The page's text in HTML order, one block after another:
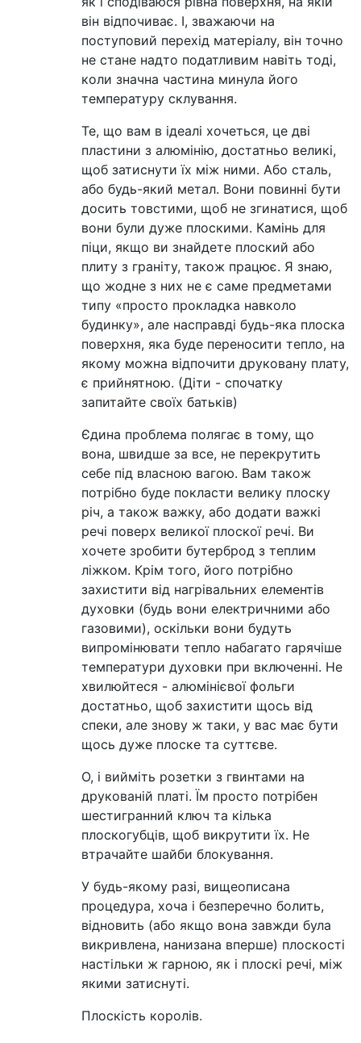
він відпочиває. І, зважаючи на
поступовий перехід матеріалу, він точно
не стане надто податливим навіть тоді,
коли значна частина минула його
температуру склування.
Те, що вам в ідеалі хочеться, це дві
пластини з алюмінію, достатньо великі,
щоб затиснути їх між ними. Або сталь,
або будь-який метал. Вони повинні бути
досить товстими, щоб не згинатися, щоб
вони були дуже плоскими. Камінь для
піци, якщо ви знайдете плоский або
плиту з граніту, також працює. Я знаю,
що жодне з них не є саме предметами
типу «просто прокладка навколо
будинку», але насправді будь-яка плоска
поверхня, яка буде переносити тепло, на
якому можна відпочити друковану плату,
є прийнятною. (Діти - спочатку
запитайте своїх батьків)
Єдина проблема полягає в тому, що
вона, швидше за все, не перекрутить
себе під власною вагою. Вам також
потрібно буде покласти велику плоску
річ, а також важку, або додати важкі
речі поверх великої плоскої речі. Ви
хочете зробити бутерброд з теплим
ліжком. Крім того, його потрібно
захистити від нагрівальних елементів
духовки (будь вони електричними або
газовими), оскільки вони будуть
випромінювати тепло набагато гарячіше
температури духовки при включенні. Не
хвилюйтеся - алюмінієвої фольги
достатньо, щоб захистити щось від
спеки, але знову ж таки, у вас має бути
щось дуже плоске та суттєве.
О, і вийміть розетки з гвинтами на
друкованій платі. Їм просто потрібен
шестигранний ключ та кілька
плоскогубців, щоб викрутити їх. Не
втрачайте шайби блокування.
У будь-якому разі, вищеописана
процедура, хоча і безперечно болить,
відновить (або якщо вона завжди була
викривлена, нанизана вперше) плоскості
настільки ж гарною, як і плоскі речі, між
якими затиснуті.
Плоскість королів.